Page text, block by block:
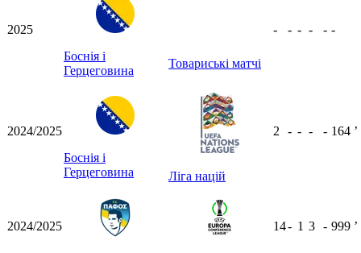
2025
Боснія і
Герцеговина
Товариські матчі
- - - - - -
2024/2025
Боснія і
Герцеговина
Ліга націй
2 - - - - 164 ʼ
2024/2025 14- 1 3 - 999 ʼ